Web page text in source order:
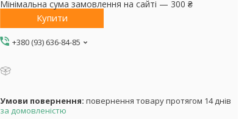
Мінімальна сума замовлення на сайті — 300 ₴
Купити
+380 (93) 636-84-85
повернення товару протягом 14 днів
за домовленістю